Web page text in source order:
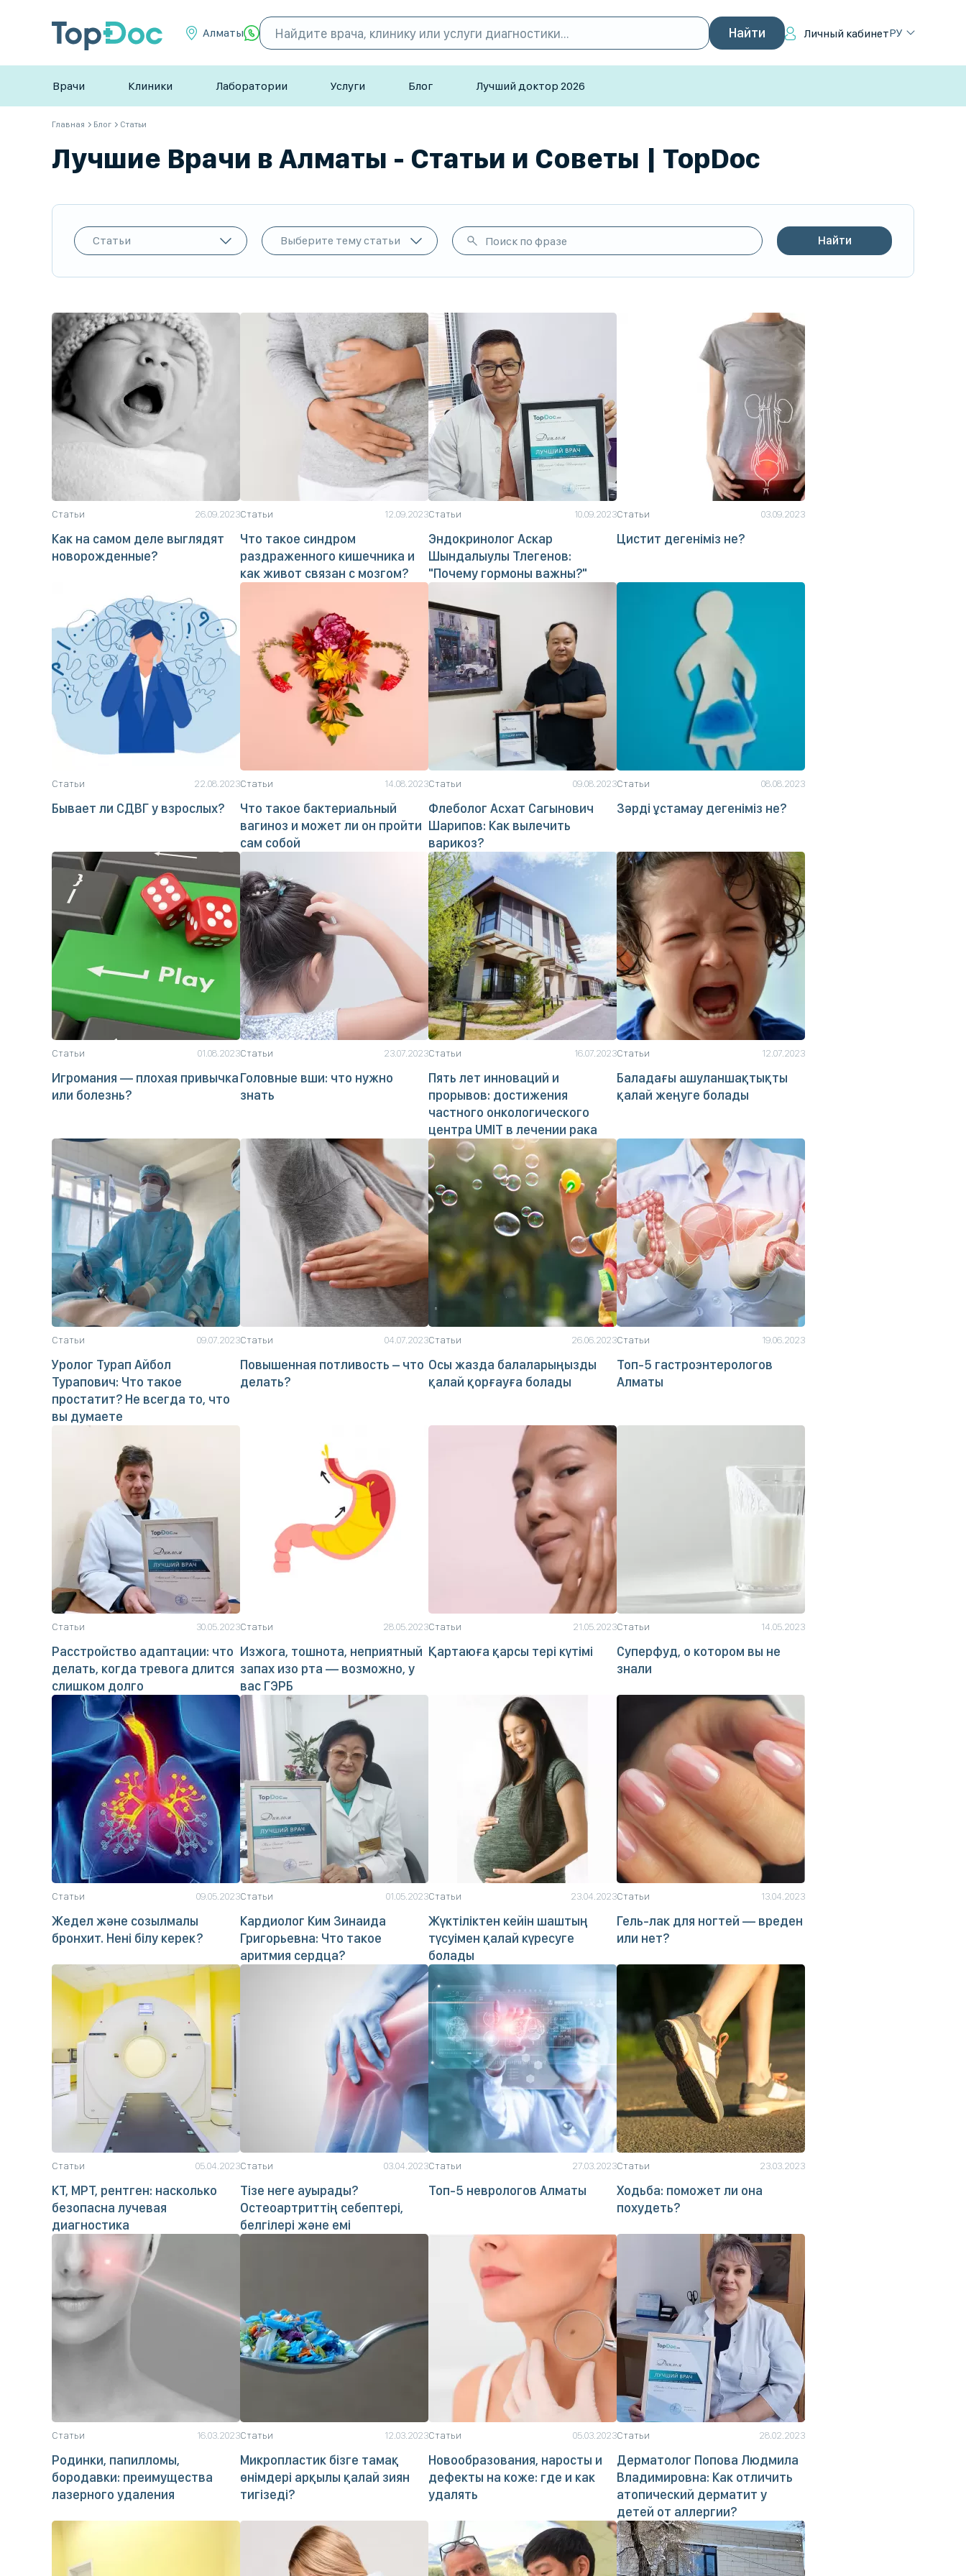
Алматы Личный кабинетРУ
Врачи Клиники Лаборатории Услуги Блог Лучший доктор 2026
Главная Блог Статьи
Лучшие Врачи в Алматы - Статьи и Советы | TopDoc
Статьи Выберите тему статьи
Статьи 26.09.2023
Как на самом деле выглядят
новорожденные?
Статьи 12.09.2023
Что такое синдром
раздраженного кишечника и
как живот связан с мозгом?
Статьи 10.09.2023
Эндокринолог Аскар
Шындалыулы Тлегенов:
"Почему гормоны важны?"
Статьи 03.09.2023
Цистит дегеніміз не?
Статьи 22.08.2023
Бывает ли СДВГ у взрослых?
Статьи 14.08.2023
Что такое бактериальный
вагиноз и может ли он пройти
сам собой
Статьи 09.08.2023
Флеболог Асхат Сагынович
Шарипов: Как вылечить
варикоз?
Статьи 08.08.2023
Зәрді ұстамау дегеніміз не?
Статьи 01.08.2023
Игромания — плохая привычка
или болезнь?
Статьи 23.07.2023
Головные вши: что нужно
знать
Статьи 16.07.2023
Пять лет инноваций и
прорывов: достижения
частного онкологического
центра UMIT в лечении рака
Статьи 12.07.2023
Баладағы ашуланшақтықты
қалай жеңуге болады
Статьи 09.07.2023
Уролог Турап Айбол
Турапович: Что такое
простатит? Не всегда то, что
вы думаете
Статьи 04.07.2023
Повышенная потливость – что
делать?
Статьи 26.06.2023
Осы жазда балаларыңызды
қалай қорғауға болады
Статьи 19.06.2023
Топ-5 гастроэнтерологов
Алматы
Статьи 30.05.2023
Расстройство адаптации: что
делать, когда тревога длится
слишком долго
Статьи 28.05.2023
Изжога, тошнота, неприятный
запах изо рта — возможно, у
вас ГЭРБ
Статьи 21.05.2023
Қартаюға қарсы тері күтімі
Статьи 14.05.2023
Суперфуд, о котором вы не
знали
Статьи 09.05.2023
Жедел және созылмалы
бронхит. Нені білу керек?
Статьи 01.05.2023
Кардиолог Ким Зинаида
Григорьевна: Что такое
аритмия сердца?
Статьи 23.04.2023
Жүктіліктен кейін шаштың
түсуімен қалай күресуге
болады
Статьи 13.04.2023
Гель-лак для ногтей — вреден
или нет?
Статьи 05.04.2023
КТ, МРТ, рентген: насколько
безопасна лучевая
диагностика
Статьи 03.04.2023
Тізе неге ауырады?
Остеоартриттің себептері,
белгілері және емі
Статьи 27.03.2023
Топ-5 неврологов Алматы
Статьи 23.03.2023
Ходьба: поможет ли она
похудеть?
Статьи 16.03.2023
Родинки, папилломы,
бородавки: преимущества
лазерного удаления
Статьи 12.03.2023
Микропластик бізге тамақ
өнімдері арқылы қалай зиян
тигізеді?
Статьи 05.03.2023
Новообразования, наросты и
дефекты на коже: где и как
удалять
Статьи 28.02.2023
Дерматолог Попова Людмила
Владимировна: Как отличить
атопический дерматит у
детей от аллергии?